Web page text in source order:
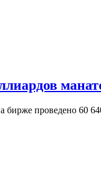
бирже проведено 60